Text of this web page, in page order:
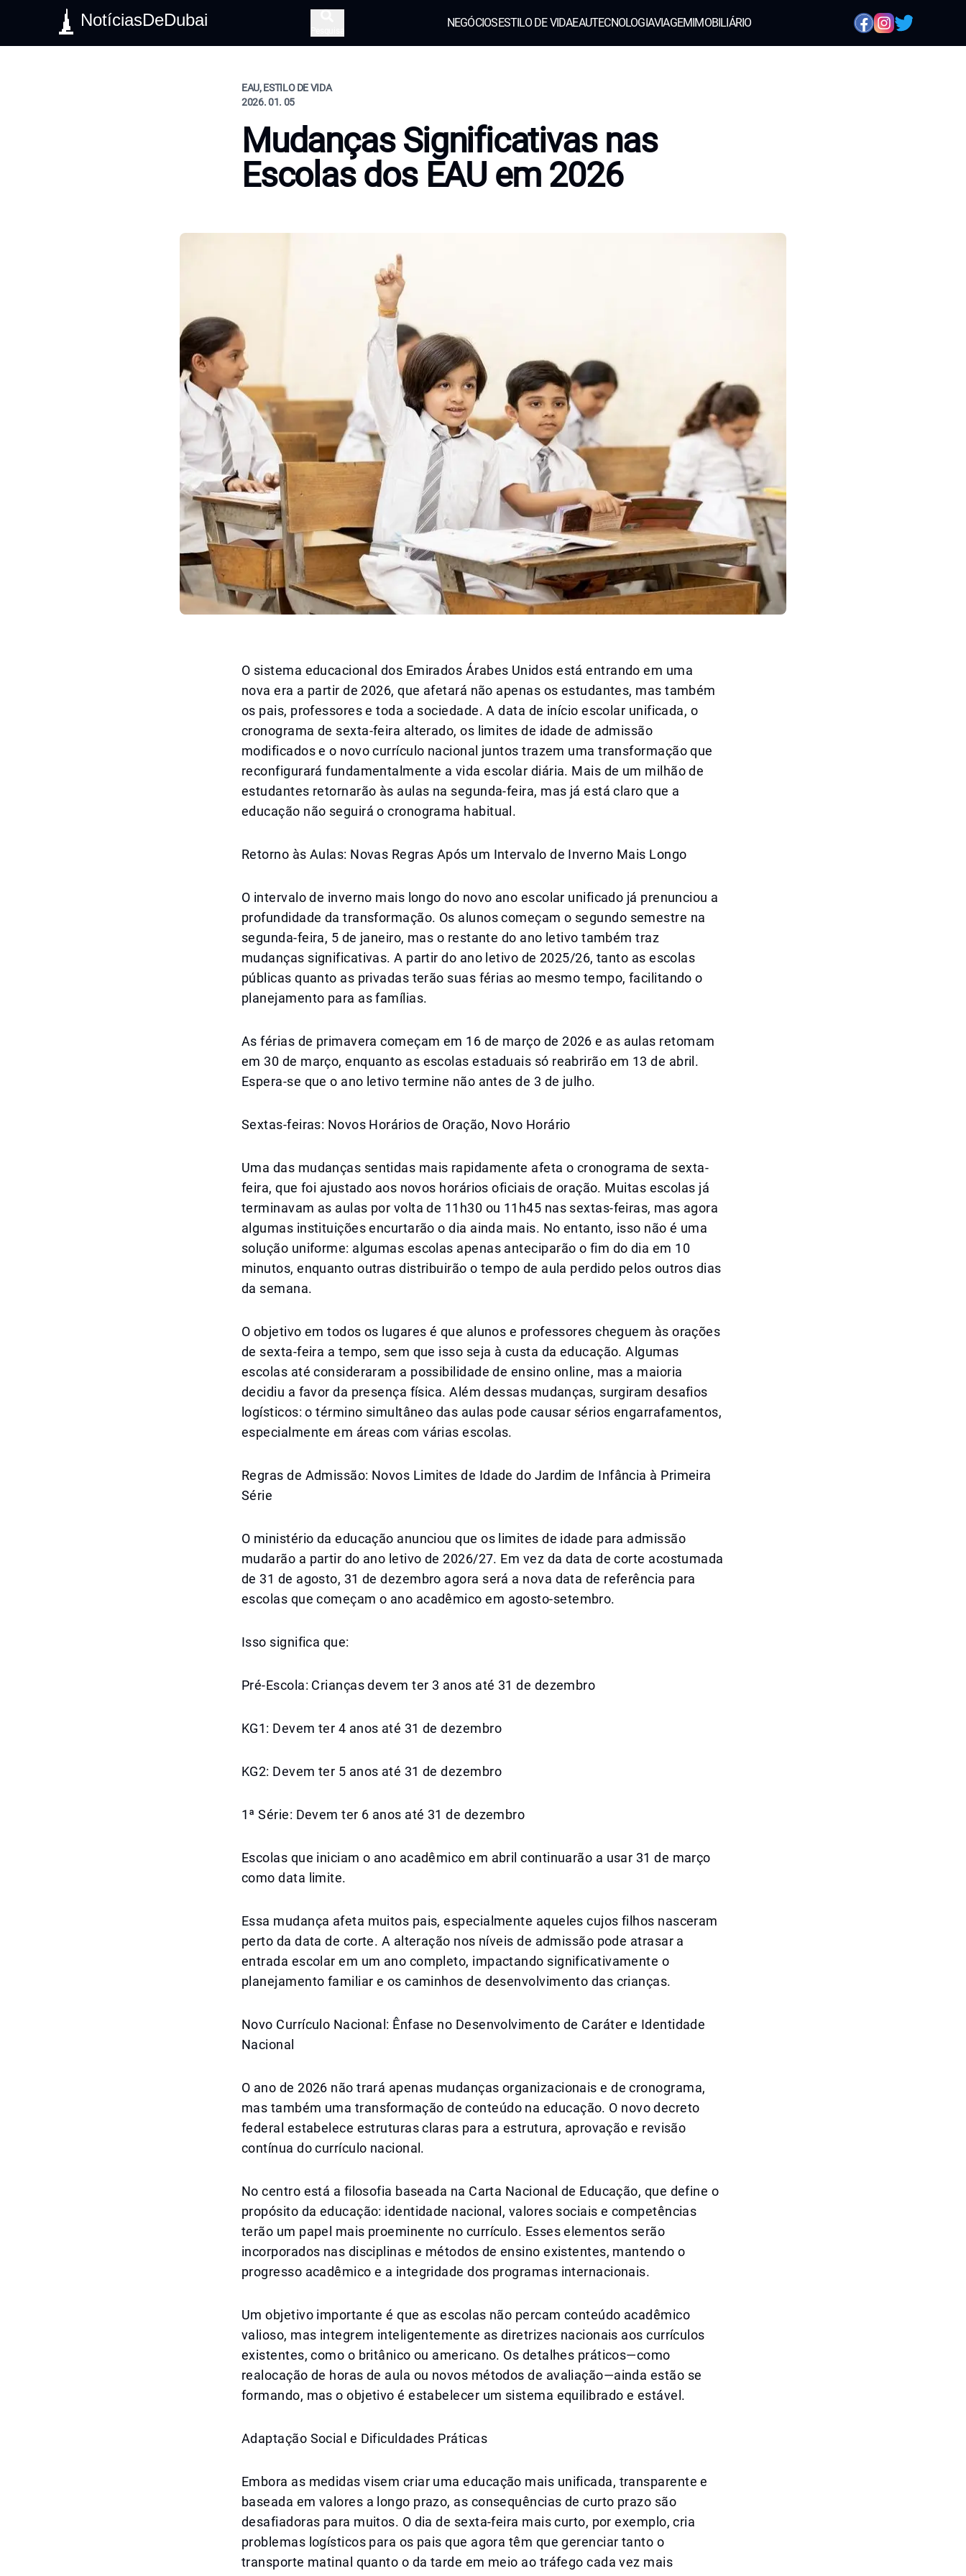
NotíciasDeDubai NEGÓCIOSESTILO DE VIDAEAUTECNOLOGIAVIAGEMIMOBILIÁRIO
EAU, ESTILO DE VIDA
2026. 01. 05
Mudanças Significativas nas
Escolas dos EAU em 2026
O sistema educacional dos Emirados Árabes Unidos está entrando em uma
nova era a partir de 2026, que afetará não apenas os estudantes, mas também
os pais, professores e toda a sociedade. A data de início escolar unificada, o
cronograma de sexta-feira alterado, os limites de idade de admissão
modificados e o novo currículo nacional juntos trazem uma transformação que
reconfigurará fundamentalmente a vida escolar diária. Mais de um milhão de
estudantes retornarão às aulas na segunda-feira, mas já está claro que a
educação não seguirá o cronograma habitual.
Retorno às Aulas: Novas Regras Após um Intervalo de Inverno Mais Longo
O intervalo de inverno mais longo do novo ano escolar unificado já prenunciou a
profundidade da transformação. Os alunos começam o segundo semestre na
segunda-feira, 5 de janeiro, mas o restante do ano letivo também traz
mudanças significativas. A partir do ano letivo de 2025/26, tanto as escolas
públicas quanto as privadas terão suas férias ao mesmo tempo, facilitando o
planejamento para as famílias.
As férias de primavera começam em 16 de março de 2026 e as aulas retomam
em 30 de março, enquanto as escolas estaduais só reabrirão em 13 de abril.
Espera-se que o ano letivo termine não antes de 3 de julho.
Sextas-feiras: Novos Horários de Oração, Novo Horário
Uma das mudanças sentidas mais rapidamente afeta o cronograma de sexta-
feira, que foi ajustado aos novos horários oficiais de oração. Muitas escolas já
terminavam as aulas por volta de 11h30 ou 11h45 nas sextas-feiras, mas agora
algumas instituições encurtarão o dia ainda mais. No entanto, isso não é uma
solução uniforme: algumas escolas apenas anteciparão o fim do dia em 10
minutos, enquanto outras distribuirão o tempo de aula perdido pelos outros dias
da semana.
O objetivo em todos os lugares é que alunos e professores cheguem às orações
de sexta-feira a tempo, sem que isso seja à custa da educação. Algumas
escolas até consideraram a possibilidade de ensino online, mas a maioria
decidiu a favor da presença física. Além dessas mudanças, surgiram desafios
logísticos: o término simultâneo das aulas pode causar sérios engarrafamentos,
especialmente em áreas com várias escolas.
Regras de Admissão: Novos Limites de Idade do Jardim de Infância à Primeira
Série
O ministério da educação anunciou que os limites de idade para admissão
mudarão a partir do ano letivo de 2026/27. Em vez da data de corte acostumada
de 31 de agosto, 31 de dezembro agora será a nova data de referência para
escolas que começam o ano acadêmico em agosto-setembro.
Isso significa que:
Pré-Escola: Crianças devem ter 3 anos até 31 de dezembro
KG1: Devem ter 4 anos até 31 de dezembro
KG2: Devem ter 5 anos até 31 de dezembro
1ª Série: Devem ter 6 anos até 31 de dezembro
Escolas que iniciam o ano acadêmico em abril continuarão a usar 31 de março
como data limite.
Essa mudança afeta muitos pais, especialmente aqueles cujos filhos nasceram
perto da data de corte. A alteração nos níveis de admissão pode atrasar a
entrada escolar em um ano completo, impactando significativamente o
planejamento familiar e os caminhos de desenvolvimento das crianças.
Novo Currículo Nacional: Ênfase no Desenvolvimento de Caráter e Identidade
Nacional
O ano de 2026 não trará apenas mudanças organizacionais e de cronograma,
mas também uma transformação de conteúdo na educação. O novo decreto
federal estabelece estruturas claras para a estrutura, aprovação e revisão
contínua do currículo nacional.
No centro está a filosofia baseada na Carta Nacional de Educação, que define o
propósito da educação: identidade nacional, valores sociais e competências
terão um papel mais proeminente no currículo. Esses elementos serão
incorporados nas disciplinas e métodos de ensino existentes, mantendo o
progresso acadêmico e a integridade dos programas internacionais.
Um objetivo importante é que as escolas não percam conteúdo acadêmico
valioso, mas integrem inteligentemente as diretrizes nacionais aos currículos
existentes, como o britânico ou americano. Os detalhes práticos—como
realocação de horas de aula ou novos métodos de avaliação—ainda estão se
formando, mas o objetivo é estabelecer um sistema equilibrado e estável.
Adaptação Social e Dificuldades Práticas
Embora as medidas visem criar uma educação mais unificada, transparente e
baseada em valores a longo prazo, as consequências de curto prazo são
desafiadoras para muitos. O dia de sexta-feira mais curto, por exemplo, cria
problemas logísticos para os pais que agora têm que gerenciar tanto o
transporte matinal quanto o da tarde em meio ao tráfego cada vez mais